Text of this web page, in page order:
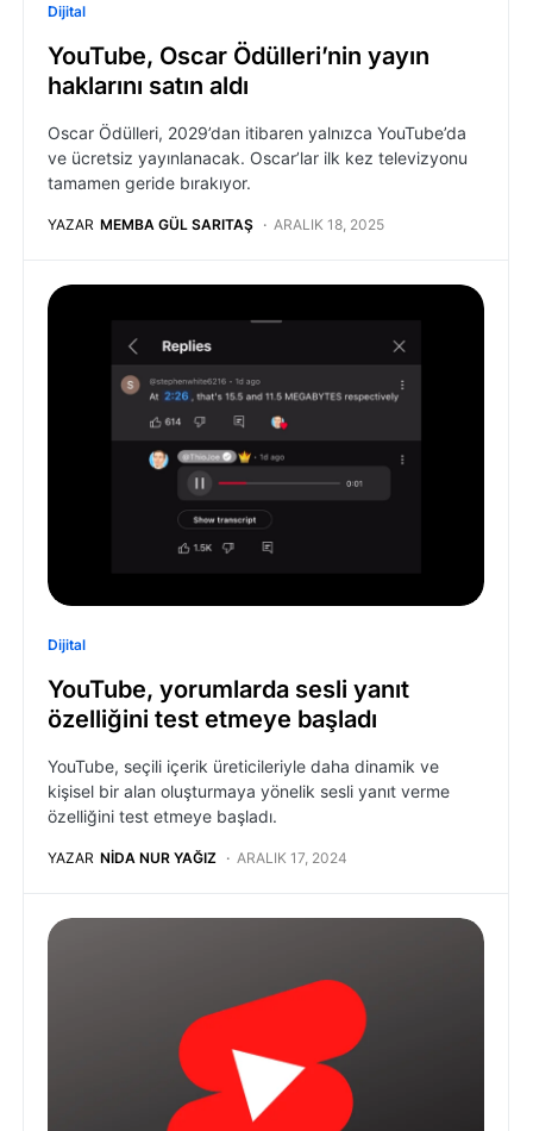
Dijital
YouTube, Oscar Ödülleri’nin yayın
haklarını satın aldı
Oscar Ödülleri, 2029’dan itibaren yalnızca YouTube’da
ve ücretsiz yayınlanacak. Oscar’lar ilk kez televizyonu
tamamen geride bırakıyor.
YAZAR MEMBA GÜL SARITAŞ ARALIK 18, 2025
Dijital
YouTube, yorumlarda sesli yanıt
özelliğini test etmeye başladı
YouTube, seçili içerik üreticileriyle daha dinamik ve
kişisel bir alan oluşturmaya yönelik sesli yanıt verme
özelliğini test etmeye başladı.
YAZAR NIDA NUR YAĞIZ ARALIK 17, 2024